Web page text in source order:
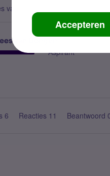
Accepteren
van Dongen
van Dongen
Aspirant
6 Reacties 11 Beantwoord